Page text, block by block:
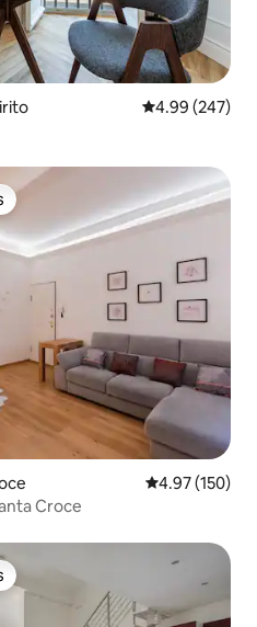
Calificación
4.99 (247)
huéspedes
Calificación
4.97 (150)
Croce
huéspedes